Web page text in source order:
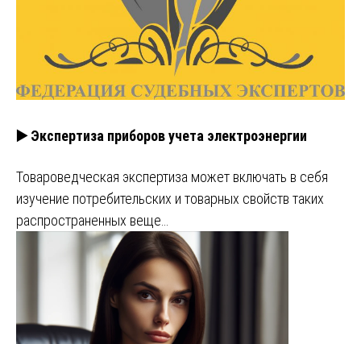
▶️ Экспертиза приборов учета электроэнергии
Товароведческая экспертиза может включать в себя
изучение потребительских и товарных свойств таких
распространенных веще…